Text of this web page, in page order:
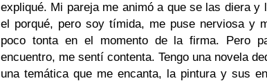
expliqué. Mi pareja me animó a que se las diera y
el porqué, pero soy tímida, me puse nerviosa y
poco tonta en el momento de la firma. Pero
encuentro, me sentí contenta. Tengo una novela
una temática que me encanta, la pintura y sus